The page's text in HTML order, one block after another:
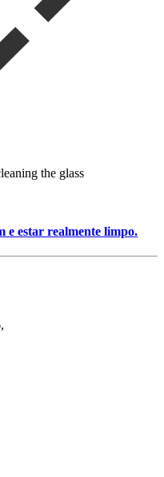
the glass
e estar realmente limpo.